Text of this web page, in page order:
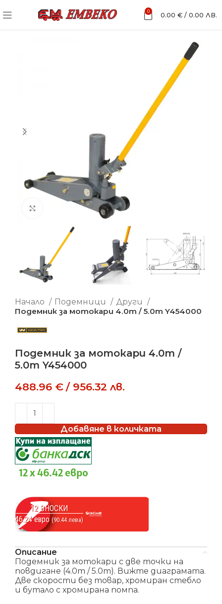
0 0.00 € / 0.00 ЛВ.
Начало Подемници
Други
Подемник за мотокари 4.0т / 5.0т Y454000
Подемник за мотокари 4.0т /
5.0т Y454000
488.96 € / 956.32 лв.
Добавяне в количката
12 x 46.42 евро
12 ВНОСКИ
46.24 евро(90.44 лева)
Описание
Подемник за мотокари с две точки на
повдигане (4.0т / 5.0т). Вижте диаграмата.
Две скорости без товар, хромиран стебло
и бутало с хромирана помпа.